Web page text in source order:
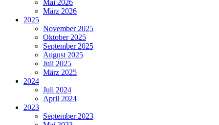
Mai 2026
März 2026
2025
November 2025
Oktober 2025
September 2025
August 2025
Juli 2025
März 2025
2024
Juli 2024
April 2024
2023
September 2023